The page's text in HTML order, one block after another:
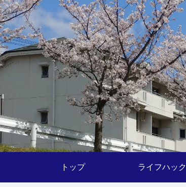
トップ ライフハック